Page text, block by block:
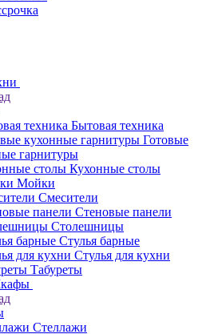
Бытовая техника
Готовые
гарнитуры
Кухонные столы
Мойки
Смесители
Стеновые панели
Столешницы
Стулья барные
Стулья для кухни
Табуреты
Стеллажи